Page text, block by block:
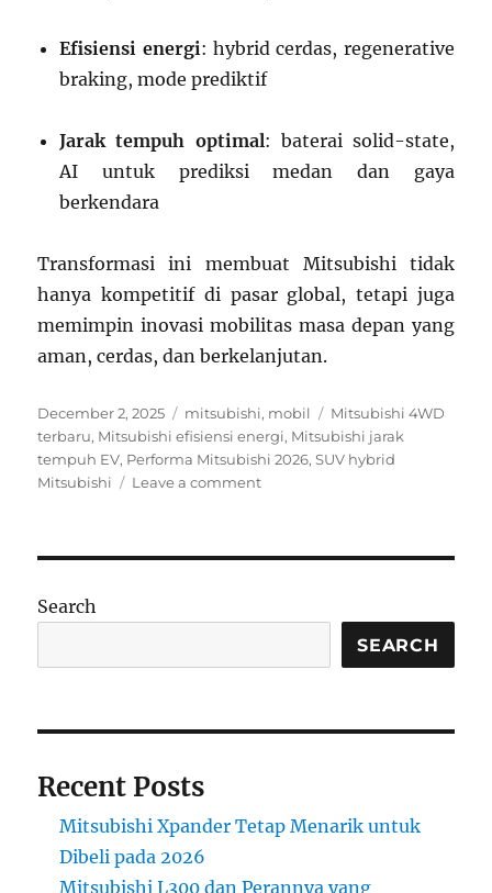
Efisiensi energi: hybrid cerdas, regenerative
braking, mode prediktif
Jarak tempuh optimal: baterai solid-state,
AI untuk prediksi medan dan gaya
berkendara
Transformasi ini membuat Mitsubishi tidak
hanya kompetitif di pasar global, tetapi juga
memimpin inovasi mobilitas masa depan yang
aman, cerdas, dan berkelanjutan.
Posted
on
December 2, 2025 Categories
mitsubishi, mobil Tags
Mitsubishi 4WD
terbaru, Mitsubishi efisiensi energi, Mitsubishi jarak
tempuh EV, Performa Mitsubishi 2026,SUV hybrid
Mitsubishi
Leave a commenton
Tempuh
2026–
dan
Depan
Search
SEARCH
Recent Posts
Mitsubishi Xpander Tetap Menarik untuk
Dibeli pada 2026
Mitsubishi L300 dan Perannya yang